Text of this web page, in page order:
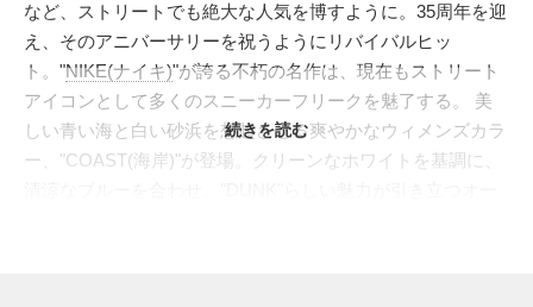
など、ストリートでも絶大な人気を博すように。35周年を迎
え、そのアニバーサリーを祝うようにリバイバルヒッ
ト。"NIKE(ナイキ)"が誇る不朽の名作は、現在もストリート
アイコンとして多くのスニーカーフリークを魅了する。 美
しい青い海と白い砂浜を想起させる爽やかなウィメンズカラ
ー、"COAST(海岸)"が登場。クリーンなホワイトを基調に、
続きを読む